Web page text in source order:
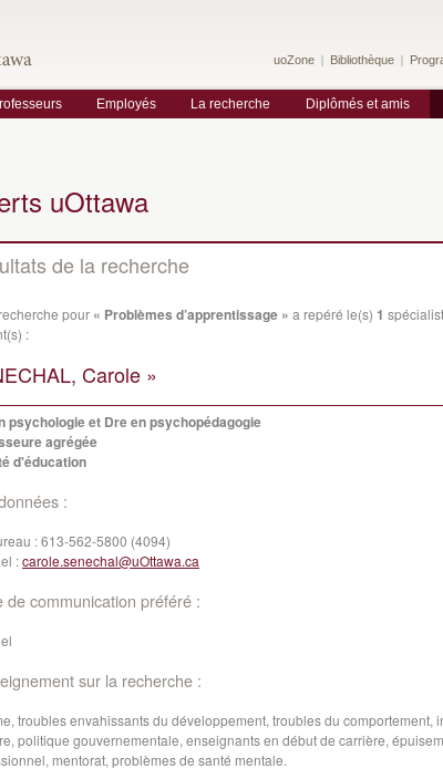
uoZone Bibliothèque
Employés La recherche Diplômés et amis
uOttawa
de la recherche
pour « Problèmes d’apprentissage » a repéré le(s) 1
:
Carole »
psychologie et Dre en psychopédagogie
agrégée
d'éducation
:
:613-562-5800 (4094)
:carole.senechal@uOttawa.ca
de communication préféré :
sur la recherche :
troubles envahissants du développement, troubles du comportement,
politique gouvernementale, enseignants en début de carrière,
mentorat, problèmes de santé mentale.